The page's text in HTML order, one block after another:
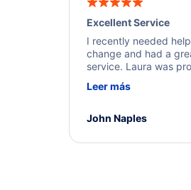
Excellent Service
I recently needed
change and had a
service. Laura was
a solution and kept
Leer más
John Naples